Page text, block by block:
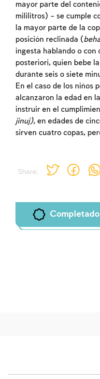
Share:
mayor parte del
mililitros) – se cumple
la mayor parte de la
posición reclinada (
ingesta hablando o con
posteriori, quien bebe
durante seis o siete
En el caso de los niños
alcanzaron la edad en
instruir en el
jinuj), en edades de
sirven cuatro copas,
Completado